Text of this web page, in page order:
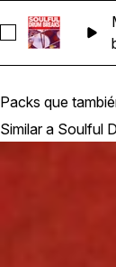
Seleccionar
Packs que
Similar a Soulful